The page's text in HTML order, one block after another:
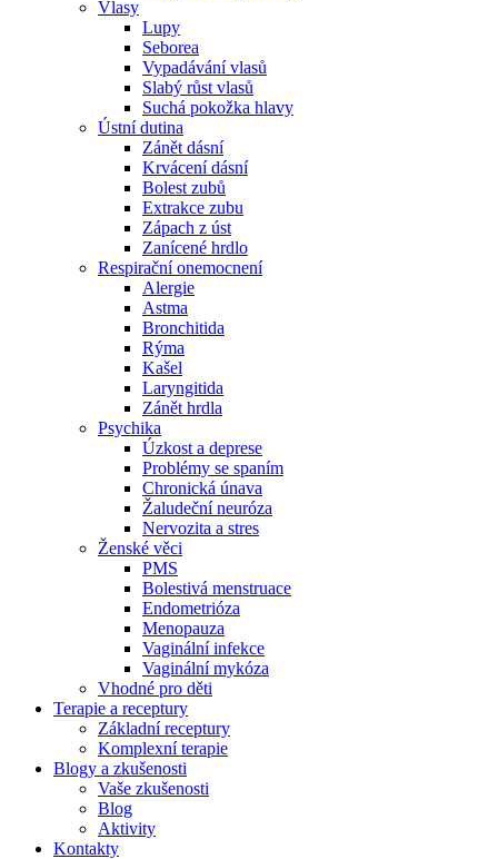
Vlasy
Lupy
Seborea
Vypadávání vlasů
Slabý růst vlasů
Suchá pokožka hlavy
Ústní dutina
Zánět dásní
Krvácení dásní
Bolest zubů
Extrakce zubu
Zápach z úst
Zanícené hrdlo
Respirační onemocnení
Alergie
Astma
Bronchitida
Rýma
Kašel
Laryngitida
Zánět hrdla
Psychika
Úzkost a deprese
Problémy se spaním
Chronická únava
Žaludeční neuróza
Nervozita a stres
Ženské věci
PMS
Bolestivá menstruace
Endometrióza
Menopauza
Vaginální infekce
Vaginální mykóza
Vhodné pro děti
Terapie a receptury
Základní receptury
Komplexní terapie
Blogy a zkušenosti
Vaše zkušenosti
Blog
Aktivity
Kontakty